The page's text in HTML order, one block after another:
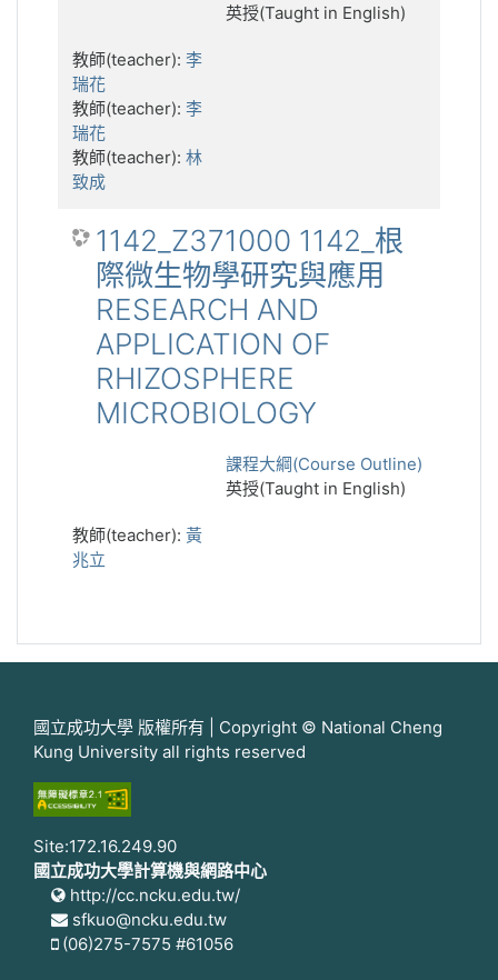
英授(Taught in English)
教師(teacher): 李
瑞花
教師(teacher): 李
瑞花
教師(teacher): 林
致成
1142_Z371000 1142_根
際微生物學研究與應用
RESEARCH AND
APPLICATION OF
RHIZOSPHERE
MICROBIOLOGY
課程大綱(Course Outline)
英授(Taught in English)
教師(teacher): 黃
兆立
國立成功大學 版權所有 | Copyright © National Cheng
Kung University all rights reserved
Site:172.16.249.90
國立成功大學計算機與網路中心
http://cc.ncku.edu.tw/
sfkuo@ncku.edu.tw
(06)275-7575 #61056